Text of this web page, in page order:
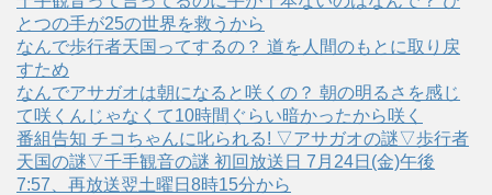
とつの手が25の世界を救うから
なんで歩行者天国ってするの？ 道を人間のもとに取り戻
すため
なんでアサガオは朝になると咲くの？ 朝の明るさを感じ
て咲くんじゃなくて10時間ぐらい暗かったから咲く
番組告知 チコちゃんに叱られる! ▽アサガオの謎▽歩行者
天国の謎▽千手観音の謎 初回放送日 7月24日(金)午後
7:57、再放送翌土曜日8時15分から